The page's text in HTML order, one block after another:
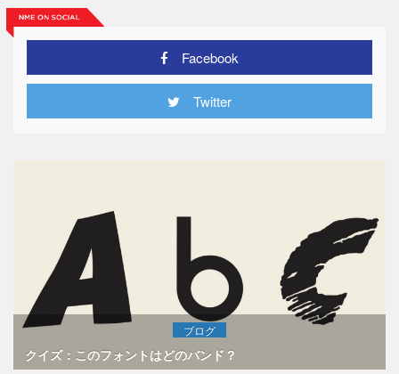
Facebook
Twitter
ブログ
クイズ：このフォントはどのバンド？